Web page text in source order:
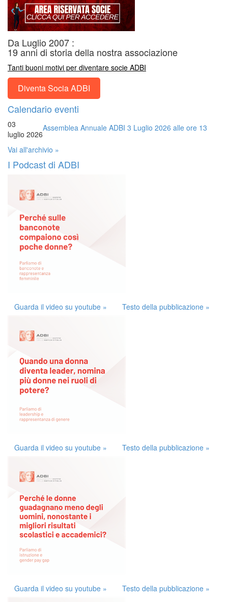
Da Luglio 2007 :
19 anni di storia della nostra associazione
Tanti buoni motivi per diventare socie ADBI
Diventa Socia ADBI
Calendario eventi
03
luglio 2026
Assemblea Annuale ADBI 3 Luglio 2026 alle ore 13
Vai all'archivio »
I Podcast di ADBI
Guarda il video su youtube » Testo della pubblicazione »
Guarda il video su youtube » Testo della pubblicazione »
Guarda il video su youtube » Testo della pubblicazione »